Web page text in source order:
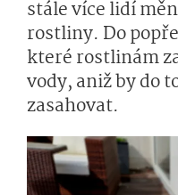
stále více lidí
rostliny. Do
které rostlinám
vody, aniž by do
zasahovat.